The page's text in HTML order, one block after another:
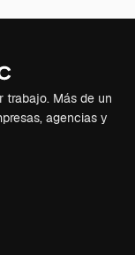
trabajo. Más de un
agencias y